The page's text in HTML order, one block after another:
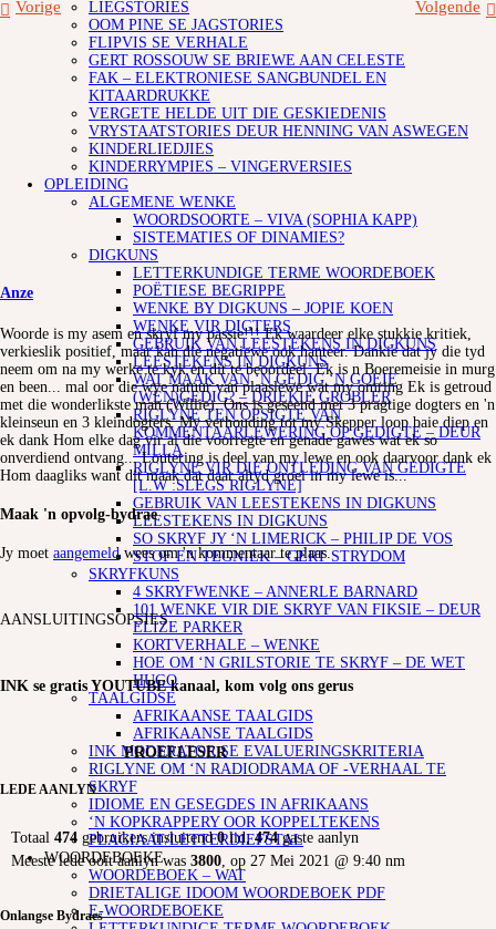
LIEGSTORIES
OOM PINE SE JAGSTORIES
FLIPVIS SE VERHALE
GERT ROSSOUW SE BRIEWE AAN CELESTE
FAK – ELEKTRONIESE SANGBUNDEL EN
KITAARDRUKKE
VERGETE HELDE UIT DIE GESKIEDENIS
VRYSTAATSTORIES DEUR HENNING VAN ASWEGEN
KINDERLIEDJIES
KINDERRYMPIES – VINGERVERSIES
OPLEIDING
ALGEMENE WENKE
WOORDSOORTE – VIVA (SOPHIA KAPP)
SISTEMATIES OF DINAMIES?
DIGKUNS
LETTERKUNDIGE TERME WOORDEBOEK
POËTIESE BEGRIPPE
WENKE BY DIGKUNS – JOPIE KOEN
WENKE VIR DIGTERS
GEBRUIK VAN LEESTEKENS IN DIGKUNS
LEESTEKENS IN DIGKUNS
WAT MAAK VAN ‘N GEDIG ‘N GOEIE
(WEN)GEDIG? – DRIEKIE GROBLER
RIGLYNE TEN OPSIGTE VAN
KOMMENTAARLEWERING OP GEDIGTE – DEUR
MILLA
RIGLYNE VIR DIE ONTLEDING VAN GEDIGTE
[L.W :SLEGS RIGLYNE]
GEBRUIK VAN LEESTEKENS IN DIGKUNS
LEESTEKENS IN DIGKUNS
SO SKRYF JY ‘N LIMERICK – PHILIP DE VOS
STOF EN TEGNIEK – GERT STRYDOM
SKRYFKUNS
4 SKRYFWENKE – ANNERLE BARNARD
101 WENKE VIR DIE SKRYF VAN FIKSIE – DEUR
ELIZE PARKER
KORTVERHALE – WENKE
HOE OM ‘N GRILSTORIE TE SKRYF – DE WET
HUGO
TAALGIDSE
AFRIKAANSE TAALGIDS
AFRIKAANSE TAALGIDS
INK MODERATOR SE EVALUERINGSKRITERIA
RIGLYNE OM ‘N RADIODRAMA OF -VERHAAL TE
SKRYF
IDIOME EN GESEGDES IN AFRIKAANS
‘N KOPKRAPPERY OOR KOPPELTEKENS
PLAGIAAT/LETTERDIEFSTAL
WOORDEBOEKE
WOORDEBOEK – WAT
DRIETALIGE IDOOM WOORDEBOEK PDF
E-WOORDEBOEKE
Vorige Volgende
Anze
Woorde is my asem en skryf my passie!!! Ek waardeer elke stukkie kritiek,
verkieslik positief, maar kan die negatiewe ook hanteer. Dankie dat jy die tyd
neem om na my werke te kyk en dit te beoordeel. Ek is n Boeremeisie in murg
en been... mal oor die wye natuur van plaaslewe wat my omring Ek is getroud
met die wonderlikste man (Willie). Ons is geseend met 3 pragtige dogters en 'n
kleinseun en 3 kleindogters. My verhouding tot my Skepper loop baie diep en
ek dank Hom elke dag vir al die voorregte en genade gawes wat ek so
onverdiend ontvang... Loutering is deel van my lewe en ook daarvoor dank ek
Hom daagliks want dit maak dat daar altyd groei in my lewe is...
Maak 'n opvolg-bydrae
Jy moet aangemeldwees om 'n kommentaar te plaas.
AANSLUITINGSOPSIES
INK se gratis YOUTUBE kanaal, kom volg ons gerus
PROEFLESER
LEDE AANLYN
Totaal 474 gebruikers insluitend0lid,474gaste aanlyn
Meeste lede ooit aanlyn was 3800, op 27 Mei 2021 @ 9:40 nm
Onlangse Bydraes